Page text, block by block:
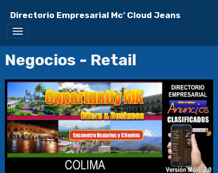
Directorio Empresarial Mc' Cloud Jeans
Negocios - Retail